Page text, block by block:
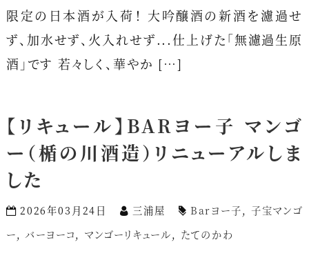
限定の日本酒が入荷！ 大吟醸酒の新酒を濾過せ
ず、加水せず、火入れせず...仕上げた「無濾過生原
酒」です 若々しく、華やか […]
【リキュール】BARヨー子 マンゴ
ー（楯の川酒造）リニューアルしま
した
2026年03月24日 三浦屋 Barヨー子, 子宝マンゴ
ー,バーヨーコ, マンゴーリキュール, たてのかわ